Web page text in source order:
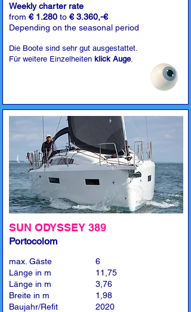
Weekly charter rate
from € 1.280 to € 3.360,-€
Depending on the seasonal period
Die Boote sind sehr gut ausgestattet.
Für weitere Einzelheiten klick Auge.
SUN ODYSSEY 389
Portocolom
max. Gäste
Länge in m
Länge in m
Breite in m
Baujahr/Refit
6
11,75
3,76
1,98
2020